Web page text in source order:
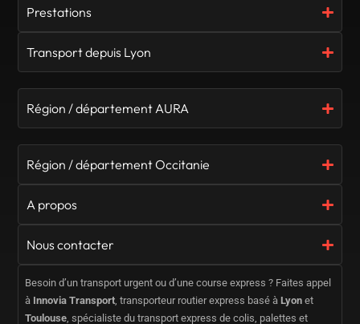
Prestations
Transport depuis Lyon
Région / département AURA
Région / département Occitanie
A propos
Nous contacter
Besoin d’un transport urgent ou d’une course express ? Faites appel
à Innovia Transport, transporteur routier express basé àLyon et
Toulouse, spécialiste du transport express de colis, palettes et